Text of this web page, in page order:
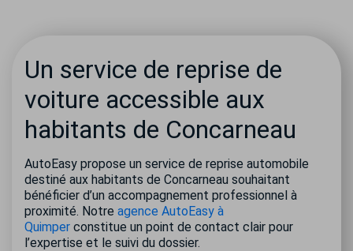
Un service de reprise de
voiture accessible aux
habitants de Concarneau
AutoEasy propose un service de reprise automobile
destiné aux habitants de Concarneau souhaitant
bénéficier d’un accompagnement professionnel à
proximité. Notre agence AutoEasy à
Quimper constitue un point de contact clair pour
l’expertise et le suivi du dossier.